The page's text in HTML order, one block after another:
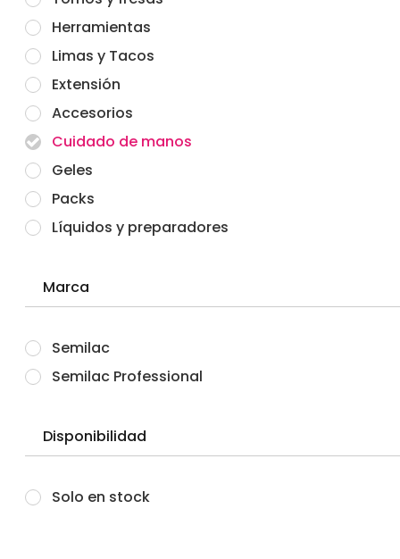
Herramientas
Limas y Tacos
Extensión
Accesorios
Cuidado de manos
Geles
Packs
Líquidos y preparadores
Marca
Semilac
Semilac Professional
Disponibilidad
Solo en stock